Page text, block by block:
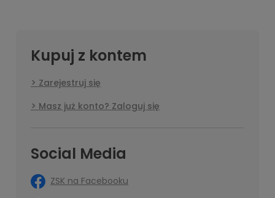
Kupuj z kontem
Zarejestruj się
Masz już konto? Zaloguj się
Social Media
ZSK na Facebooku